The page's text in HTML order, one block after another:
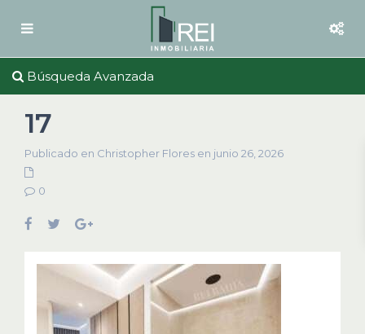
Búsqueda Avanzada
17
Publicado en Christopher Flores en junio 26, 2026
0